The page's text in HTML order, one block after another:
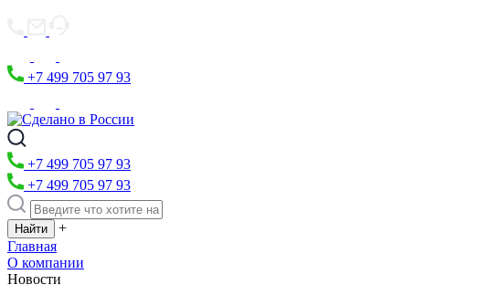
+7 499 705 97 93
+7 499 705 97 93
+7 499 705 97 93
+
Главная
О компании
Новости